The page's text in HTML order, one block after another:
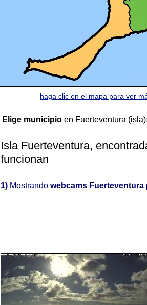
haga clic en el mapa para ver
Elige municipio en Fuerteventura (isla):
Isla Fuerteventura,
funcionan
1) Mostrando webcams Fuerteventura